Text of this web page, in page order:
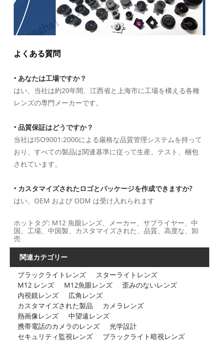
よくある質問
• あなたは工場ですか？
はい、当社は約20年間、江西省と上海市に工場を構える各種
レンズの専門メーカーです。
• 品質保証はどうですか？
当社はISO9001:2000による厳格な品質管理システムを持って
おり、すべての製品は関連基準に従って生産、テスト、梱包
されています。
• カスタマイズされたロゴとパッケージを作成できますか?
はい、OEM および ODM は受け入れられます
ホットタグ: M12 魚眼レンズ、メーカー、サプライヤー、中
国、工場、中国製、カスタマイズされた、品質、高度な、卸
売
関連カテゴリー
ブラックライトレンズ
スターライトレンズ
M12 レンズ
M12魚眼レンズ
歪みのないレンズ
内視鏡レンズ
広角レンズ
カスタマイズされた製品
カメラレンズ
熱画像レンズ
中望遠レンズ
携帯電話のカメラのレンズ
光学設計
セキュリティ監視レンズ
ブラックライト暗視レンズ